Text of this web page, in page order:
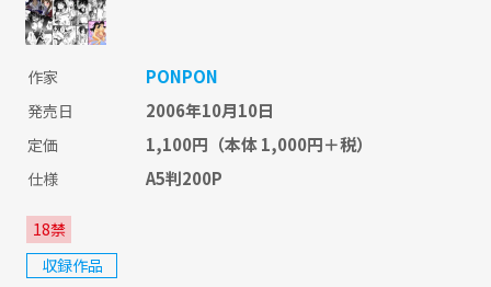
作家 PONPON
発売日 2006年10月10日
定価 1,100円 （本体 1,000円＋税）
仕様 A5判200P
18禁
収録作品